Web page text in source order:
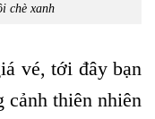
chè xanh
vé, tới đây bạn
cảnh thiên nhiên